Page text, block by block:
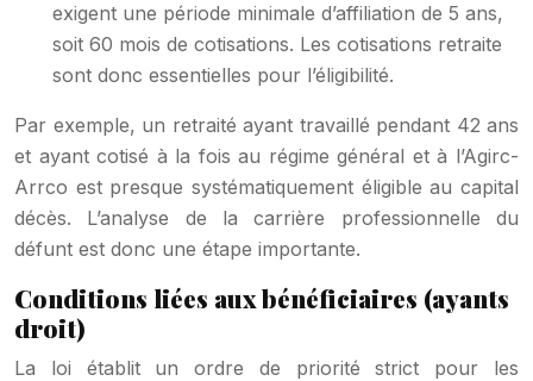
exigent une période minimale d’affiliation de 5 ans,
soit 60 mois de cotisations. Les cotisations retraite
sont donc essentielles pour l’éligibilité.
Par exemple, un retraité ayant travaillé pendant 42 ans
et ayant cotisé à la fois au régime général et à l’Agirc-
Arrco est presque systématiquement éligible au capital
décès. L’analyse de la carrière professionnelle du
défunt est donc une étape importante.
Conditions liées aux bénéficiaires (ayants
droit)
La loi établit un ordre de priorité strict pour les